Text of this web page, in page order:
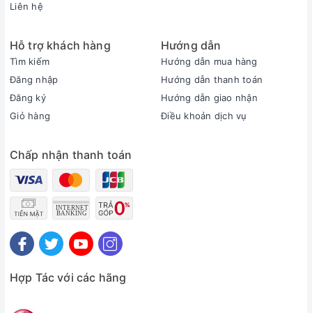
Liên hệ
Hỗ trợ khách hàng
Tìm kiếm
Đăng nhập
Đăng ký
Giỏ hàng
Hướng dẫn
Hướng dẫn mua hàng
Hướng dẫn thanh toán
Hướng dẫn giao nhận
Điều khoản dịch vụ
Chấp nhận thanh toán
Hợp Tác với các hãng